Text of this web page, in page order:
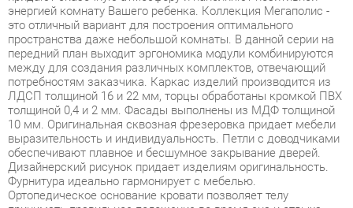
между для создания различных комплектов, отвечающий
потребностям заказчика. Каркас изделий производится из
ЛДСП толщиной 16 и 22 мм, торцы обработаны кромкой ПВХ
толщиной 0,4 и 2 мм. Фасады выполнены из МДФ толщиной
10 мм. Оригинальная сквозная фрезеровка придает мебели
выразительность и индивидуальность. Петли с доводчиками
обеспечивают плавное и бесшумное закрывание дверей.
Дизайнерский рисунок придает изделиям оригинальность.
Фурнитура идеально гармонирует с мебелью.
Ортопедическое основание кровати позволяет телу
принимать правильное положение во время сна и отдыха.
Регулируемые по высоте ножки позволяют скорректировать
неровности пола. Противоударный кант ПВХ надежно
защищает края изделий от сколов и влаги, увеличивает срок
службы мебели. Дизайнерский рисунок с серебристым